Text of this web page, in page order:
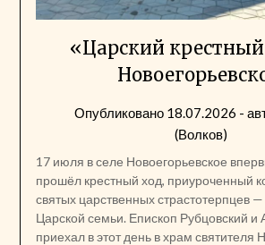
«Царский
Опубликовано 18.07.2026 -
(Волков)
17 июля в селе Новоегорьевское
прошёл крестный ход, приуроченный
святых царственных страстотерпцев
Царской семьи. Епископ Рубцовский и
приехал в этот день в храм святителя